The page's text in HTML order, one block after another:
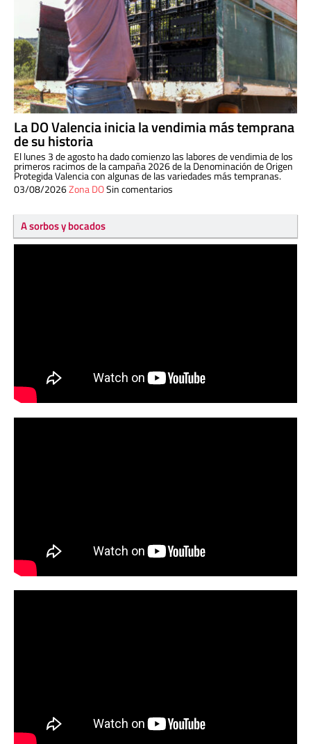
La DO Valencia inicia la vendimia más temprana
de su historia
El lunes 3 de agosto ha dado comienzo las labores de vendimia de los
primeros racimos de la campaña 2026 de la Denominación de Origen
Protegida Valencia con algunas de las variedades más tempranas.
03/08/2026Zona DOSin comentarios
A sorbos y bocados